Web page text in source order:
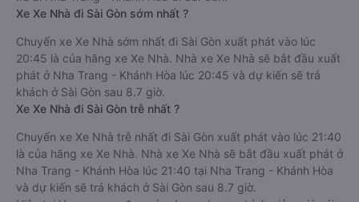
Xe Xe Nhà đi Sài Gòn sớm nhất ?
Chuyến xe Xe Nhà sớm nhất đi Sài Gòn xuất phát vào lúc
20:45 là của hãng xe Xe Nhà. Nhà xe Xe Nhà sẽ bắt đầu xuất
phát ở Nha Trang - Khánh Hòa lúc 20:45 và dự kiến sẽ trả
khách ở Sài Gòn sau 8.7 giờ.
Xe Xe Nhà đi Sài Gòn trễ nhất ?
Chuyến xe Xe Nhà trễ nhất đi Sài Gòn xuất phát vào lúc 21:40
là của hãng xe Xe Nhà. Nhà xe Xe Nhà sẽ bắt đầu xuất phát ở
Nha Trang - Khánh Hòa lúc 21:40 tại Nha Trang - Khánh Hòa
và dự kiến sẽ trả khách ở Sài Gòn sau 8.7 giờ.